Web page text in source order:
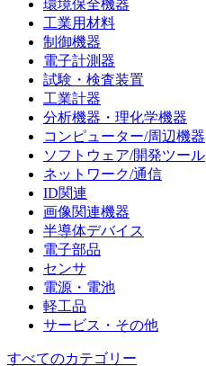
環境保全機器
工業用材料
制御機器
電子計測器
試験・検査装置
工業計器
分析機器・理化学機器
コンピューター/周辺機器
ソフトウェア/開発ツール
ネットワーク/通信
ID関連
画像関連機器
半導体デバイス
電子部品
センサ
電源・電池
軽工品
サービス・その他
すべてのカテゴリー